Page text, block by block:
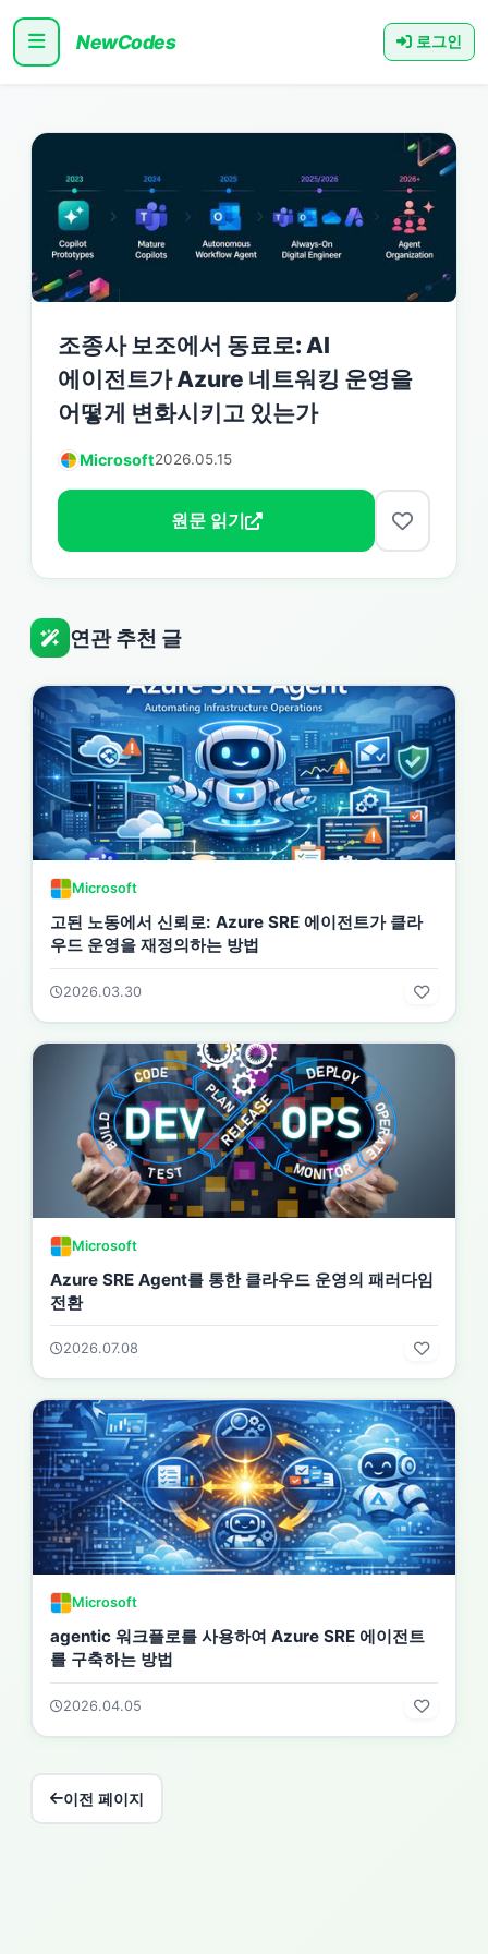
NewCodes 로그인
조종사 보조에서 동료로: AI
에이전트가 Azure 네트워킹 운영을
어떻게 변화시키고 있는가
Microsoft2026.05.15
원문 읽기
연관 추천 글
Microsoft
고된 노동에서 신뢰로: Azure SRE 에이전트가 클라
우드 운영을 재정의하는 방법
2026.03.30
Microsoft
Azure SRE Agent를 통한 클라우드 운영의 패러다임
전환
2026.07.08
Microsoft
agentic 워크플로를 사용하여 Azure SRE 에이전트
를 구축하는 방법
2026.04.05
이전 페이지